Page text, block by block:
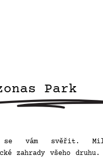
Park
se vám svěřit.
zahrady všeho druhu.